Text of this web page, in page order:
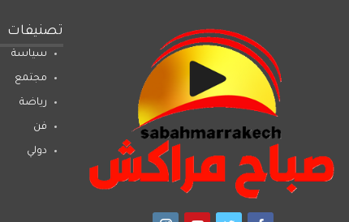
تصنيفات
سياسة
مجتمع
رياضة
فن
دولي